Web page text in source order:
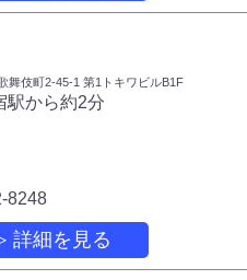
舞伎町2-45-1 第1トキワビルB1F
駅から約2分
8248
詳細を見る